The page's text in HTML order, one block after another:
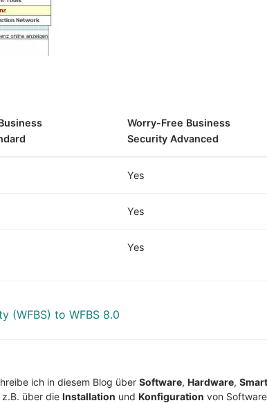
Worry-Free Business
Security Advanced
Yes
Yes
Yes
(WFBS) to WFBS 8.0
ich in diesem Blog über Software, Hardware, Smart
über die Installation und Konfiguration von